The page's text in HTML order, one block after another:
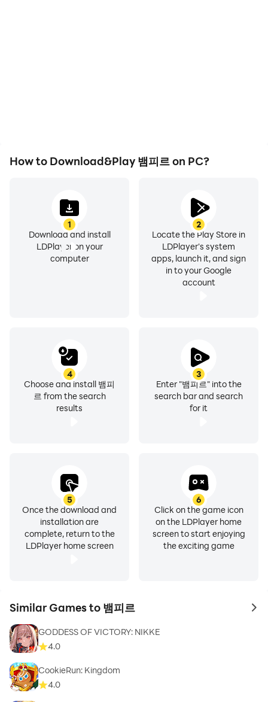
- 개인정보 처리방침 :
- 서비스 운영 정책 :
https://help.netmarble.com/ko/web/thered/policy
- 고객센터: 1588-3995 (평일 오전10시~오후7시 상담가능)
- 사업자 이메일 : netmarbles@igsinc.co.kr
구로구, 서울특별시 08393
South Korea 557819606 제 2014-서울구로-1028 호 구로
구청
How to Download&Play 뱀피르 on PC?
1
Download and install
LDPlayer on your
computer
2
Locate the Play Store in
LDPlayer's system
apps, launch it, and sign
in to your Google
account
3
Enter "뱀피르" into the
search bar and search
for it
4
Choose and install 뱀피
르 from the search
results
5
Once the download and
installation are
complete, return to the
LDPlayer home screen
6
Click on the game icon
on the LDPlayer home
screen to start enjoying
the exciting game
Similar Games to 뱀피르 to
GODDESS OF VICTORY: NIKKE
4.0
CookieRun: Kingdom
4.0